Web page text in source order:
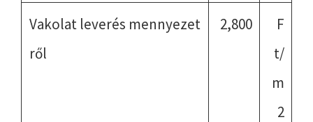
Vakolat leverés mennyezet
ről
2,800
F
t/
m
2